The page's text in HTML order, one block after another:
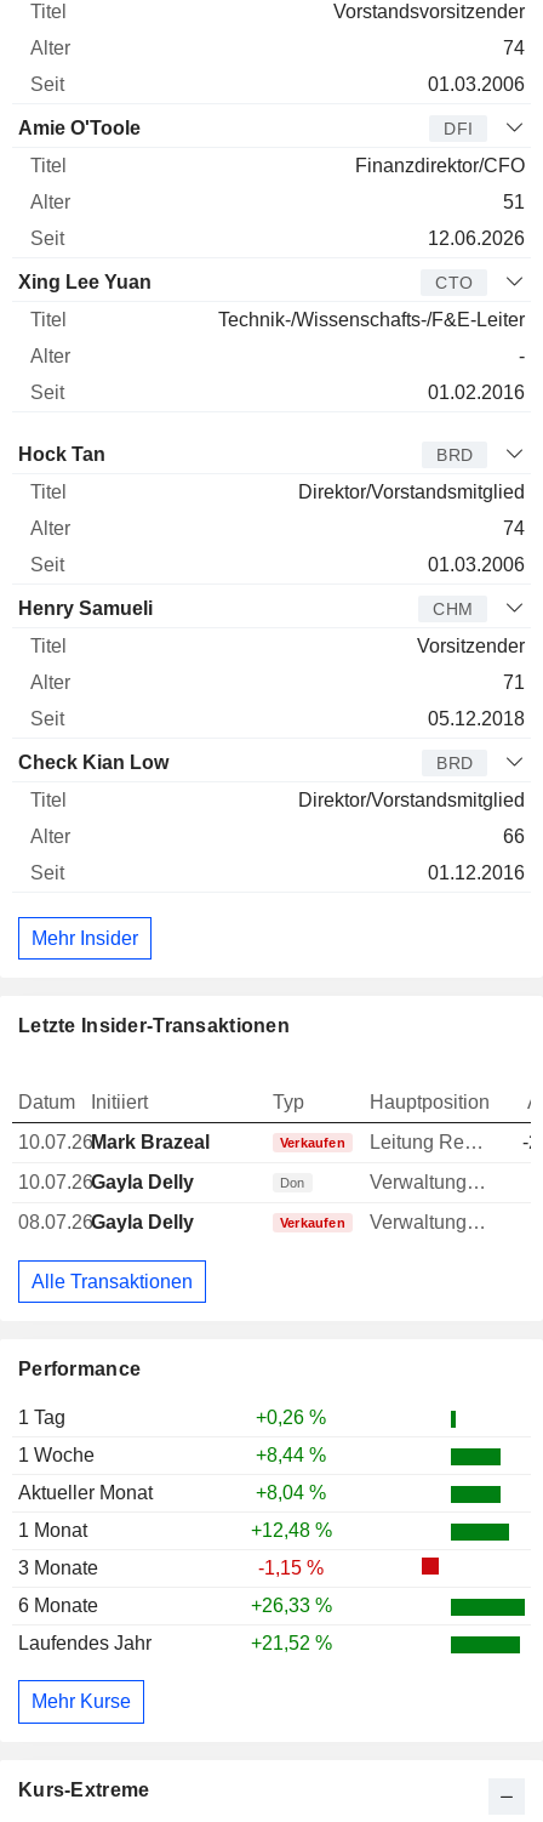
Performance
1 Tag
+0,26 %
1 Woche
+8,44 %
Aktueller Monat
+8,04 %
1 Monat
+12,48 %
3 Monate
-1,15 %
6 Monate
+26,33 %
Laufendes Jahr
+21,52 %
Mehr Kurse
Kurs-Extreme
Vorstandsvorsitzender
74
01.03.2006
Amie O'Toole DFI
Finanzdirektor/CFO
51
12.06.2026
Xing Lee Yuan CTO
Technik-/Wissenschafts-/F&E-Leiter
-
01.02.2016
Verwaltungsratsmitglied
Hock Tan BRD
Direktor/Vorstandsmitglied
74
01.03.2006
Henry Samueli CHM
Vorsitzender
71
05.12.2018
Check Kian Low BRD
Direktor/Vorstandsmitglied
66
01.12.2016
Mehr Insider
Letzte Insider-Transaktionen
Datum Initiiert Typ Hauptposition
10.07.26Mark Brazeal Verkaufen Leitung Rechtsabteilung
-
10.07.26Gayla Delly Don
Verwaltungsratsmitglied
08.07.26Gayla Delly Verkaufen Verwaltungsratsmitglied
Alle Transaktionen